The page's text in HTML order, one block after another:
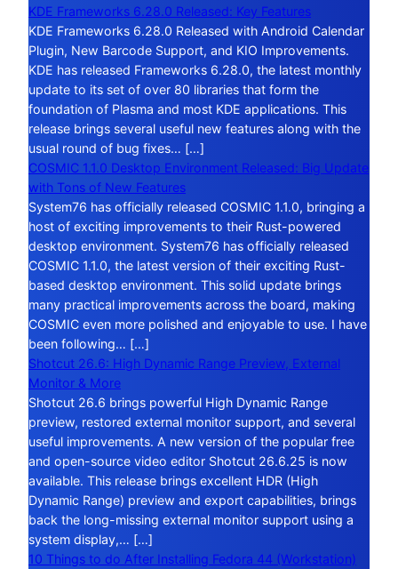
KDE Frameworks 6.28.0 Released: Key Features
KDE Frameworks 6.28.0 Released with Android Calendar
Plugin, New Barcode Support, and KIO Improvements.
KDE has released Frameworks 6.28.0, the latest monthly
update to its set of over 80 libraries that form the
foundation of Plasma and most KDE applications. This
release brings several useful new features along with the
usual round of bug fixes… […]
COSMIC 1.1.0 Desktop Environment Released: Big Update
with Tons of New Features
System76 has officially released COSMIC 1.1.0, bringing a
host of exciting improvements to their Rust-powered
desktop environment. System76 has officially released
COSMIC 1.1.0, the latest version of their exciting Rust-
based desktop environment. This solid update brings
many practical improvements across the board, making
COSMIC even more polished and enjoyable to use. I have
been following… […]
Shotcut 26.6: High Dynamic Range Preview, External
Monitor & More
Shotcut 26.6 brings powerful High Dynamic Range
preview, restored external monitor support, and several
useful improvements. A new version of the popular free
and open-source video editor Shotcut 26.6.25 is now
available. This release brings excellent HDR (High
Dynamic Range) preview and export capabilities, brings
back the long-missing external monitor support using a
system display,… […]
10 Things to do After Installing Fedora 44 (Workstation)